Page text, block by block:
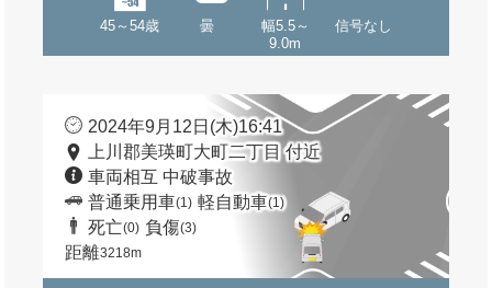
45～54歳 曇
幅5.5～
9.0m
信号なし
2024年9月12日(木)16:41
上川郡美瑛町大町二丁目 付近
車両相互 中破事故
普通乗用車(1) 軽自動車(1)
死亡(0) 負傷(3)
距離3218m